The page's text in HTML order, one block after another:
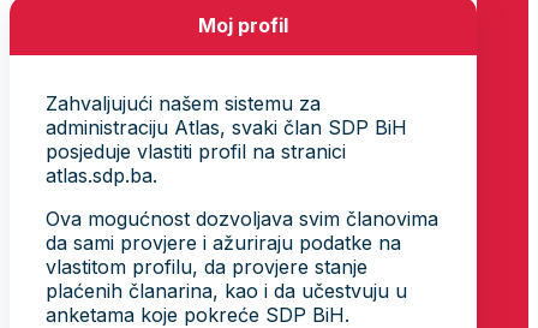
Moj profil
Zahvaljujući našem sistemu za
administraciju Atlas, svaki član SDP BiH
posjeduje vlastiti profil na stranici
atlas.sdp.ba.
Ova mogućnost dozvoljava svim članovima
da sami provjere i ažuriraju podatke na
vlastitom profilu, da provjere stanje
plaćenih članarina, kao i da učestvuju u
anketama koje pokreće SDP BiH.